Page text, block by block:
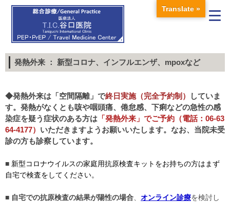
発熱外来 ： 新型コロナ、インフルエンザ、mpoxなど
◆発熱外来は「空間隔離」で終日実施（完全予約制）
していま
す。 発熱がなくとも咳や咽頭痛、倦怠感、下痢などの急性の感
染症を疑う症状のある方は 「発熱外来」でご予約（電話：06-63
64-4177） いただきますようお願いいたします。 なお、当院未受
診の方も診察しています。
■ 新型コロナウイルスの家庭用抗原検査キットをお持ちの方はまず
自宅で検査をしてください。
■ 自宅での抗原検査の結果が陽性の場合 オンライン診療を検討し
Translate »